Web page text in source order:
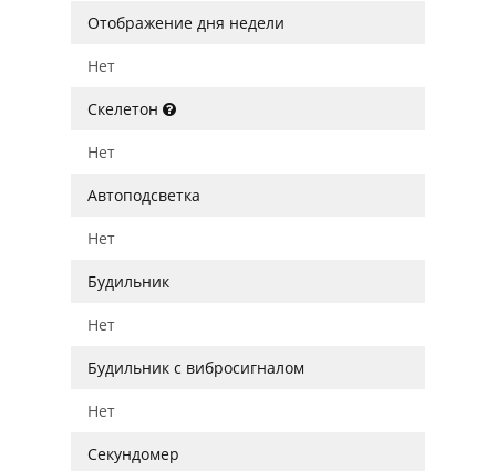
Отображение дня недели
Нет
Скелетон
Нет
Автоподсветка
Нет
Будильник
Нет
Будильник с вибросигналом
Нет
Секундомер